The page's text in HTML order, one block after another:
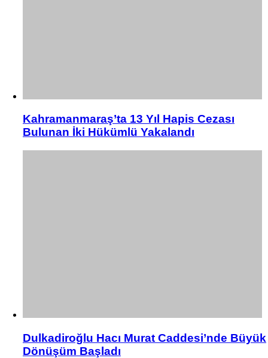
Kahramanmaraş’ta 13 Yıl Hapis Cezası
Bulunan İki Hükümlü Yakalandı
Dulkadiroğlu Hacı Murat Caddesi’nde Büyük
Dönüşüm Başladı